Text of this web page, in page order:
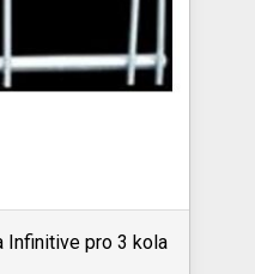
Infinitive pro 3 kola